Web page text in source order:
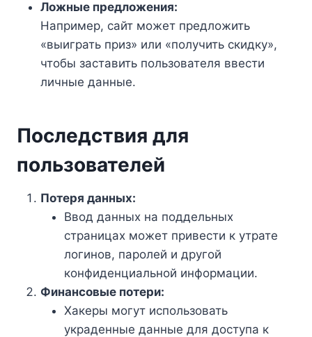
Ложные предложения:
Например, сайт может предложить
«выиграть приз» или «получить скидку»,
чтобы заставить пользователя ввести
личные данные.
Последствия для
пользователей
Потеря данных:
Ввод данных на поддельных
страницах может привести к утрате
логинов, паролей и другой
конфиденциальной информации.
Финансовые потери:
Хакеры могут использовать
украденные данные для доступа к